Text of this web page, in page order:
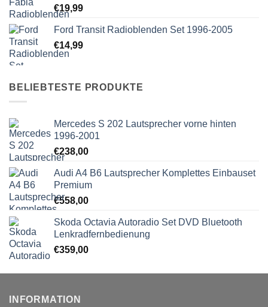
€19,99
Ford Transit Radioblenden Set 1996-2005
€14,99
BELIEBTESTE PRODUKTE
Mercedes S 202 Lautsprecher vorne hinten
1996-2001
€238,00
Audi A4 B6 Lautsprecher Komplettes Einbauset
Premium
€558,00
Skoda Octavia Autoradio Set DVD Bluetooth
Lenkradfernbedienung
€359,00
INFORMATION